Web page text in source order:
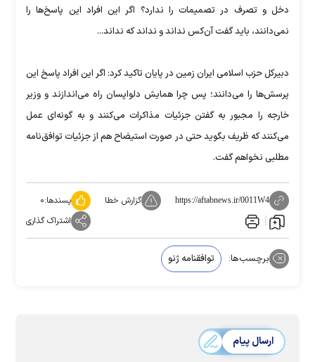
دخل و تصرف در تصمیمات را ندارد؟ اگر این افراد این پاسخ‌ها را
نمی‌دانند، باید گفت آن‌کس نداند و نداند که نداند...
دبیرکل حزب اسلامی ایران زمین در پایان تاکید کرد: اگر این افراد پاسخ این
پرسش‌ها را می‌دانند؛ پس چرا همایش دلواپسان راه می‌اندازند و وزیر
خارجه را مجبور به گفتن جزئیات مذاکرات می‌کنند و به گونه‌ای عمل
می‌کنند که ظریف بگوید حتی در صورت استیضاح هم از جزئیات توافق‌نامه
مطلبی نخواهم گفت.
https://aftabnews.ir/0011W4 گزارش خطا پسندها:۰
اشتراک گذاری
برچسب‌ها: توافقنامه ژنو
ارسال پیام